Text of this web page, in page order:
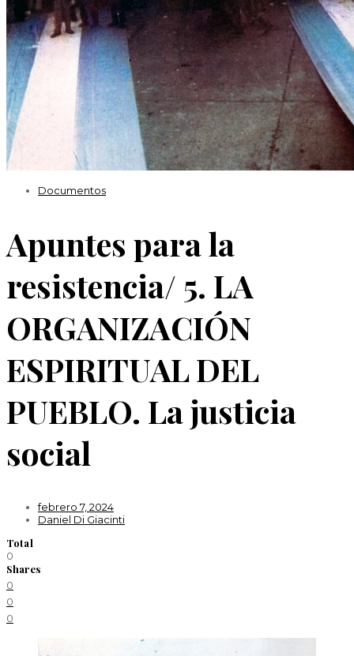
Documentos
Apuntes para la
resistencia/ 5. LA
ORGANIZACIÓN
ESPIRITUAL DEL
PUEBLO. La justicia
social
febrero 7, 2024
Daniel Di Giacinti
Total
0
Shares
0
0
0